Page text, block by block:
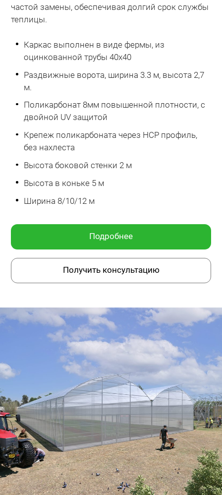
частой замены, обеспечивая долгий срок службы
теплицы.
Каркас выполнен в виде фермы, из
оцинкованной трубы 40х40
Раздвижные ворота, ширина 3.3 м, высота 2,7
м.
Поликарбонат 8мм повышенной плотности, с
двойной UV защитой
Крепеж поликарбоната через HCP профиль,
без нахлеста
Высота боковой стенки 2 м
Высота в коньке 5 м
Ширина 8/10/12 м
Подробнее
Получить консультацию